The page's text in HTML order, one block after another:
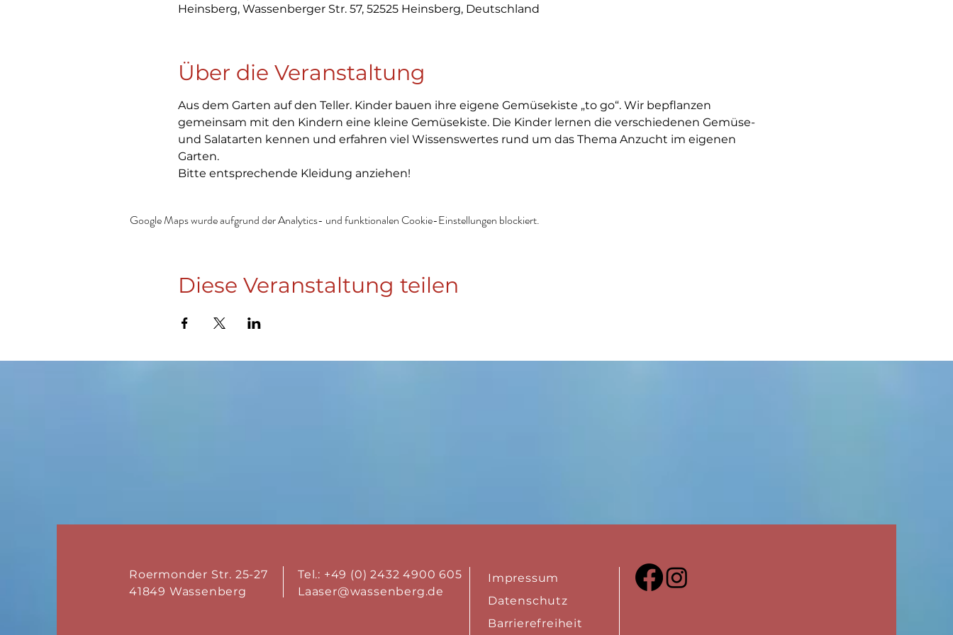
Heinsberg, Wassenberger Str. 57, 52525 Heinsberg, Deutschland
Über die Veranstaltung
Aus dem Garten auf den Teller. Kinder bauen ihre eigene Gemüsekiste „to go“. Wir bepflanzen
gemeinsam mit den Kindern eine kleine Gemüsekiste. Die Kinder lernen die verschiedenen Gemüse-
und Salatarten kennen und erfahren viel Wissenswertes rund um das Thema Anzucht im eigenen
Garten.
Bitte entsprechende Kleidung anziehen!
Google Maps wurde aufgrund der Analytics- und funktionalen Cookie-Einstellungen blockiert.
Diese Veranstaltung teilen
Roermonder Str. 25-27
41849 Wassenberg
Tel.: +49 (0) 2432 4900 605
Laaser@wassenberg.de
Impressum
Datenschutz
Barrierefreiheit